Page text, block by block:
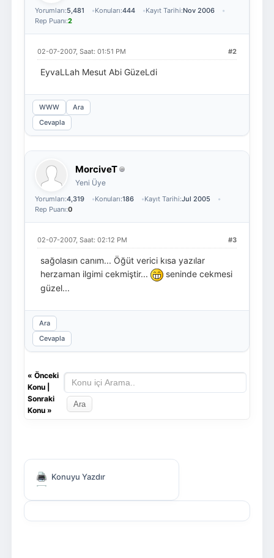
Yorumları:5,481 Konuları:444 Kayıt Tarihi:Nov 2006
Rep Puanı:2
#2
02-07-2007, Saat: 01:51 PM
EyvaLLah Mesut Abi GüzeLdi
WWW
Ara
Cevapla
MorciveT
Yeni Üye
Yorumları:4,319 Konuları:186 Kayıt Tarihi:Jul 2005
Rep Puanı:0
#3
02-07-2007, Saat: 02:12 PM
sağolasın canım... Öğüt verici kısa yazılar
herzaman ilgimi cekmiştir...
seninde cekmesi
güzel...
Ara
Cevapla
« Önceki
Konu|
Sonraki
Konu»
Konuyu Yazdır